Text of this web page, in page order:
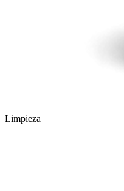
Limpieza